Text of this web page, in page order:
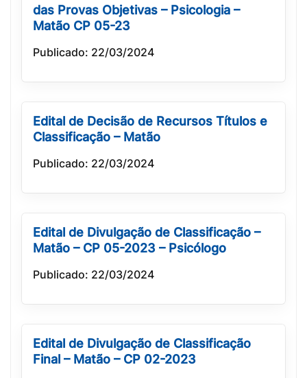
das Provas Objetivas – Psicologia –
Matão CP 05-23
Publicado: 22/03/2024
Edital de Decisão de Recursos Títulos e
Classificação – Matão
Publicado: 22/03/2024
Edital de Divulgação de Classificação –
Matão – CP 05-2023 – Psicólogo
Publicado: 22/03/2024
Edital de Divulgação de Classificação
Final – Matão – CP 02-2023